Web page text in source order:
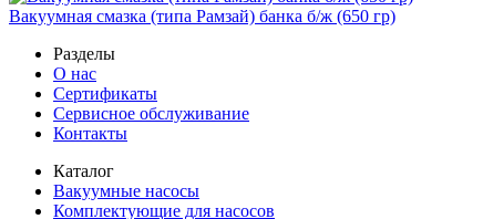
Вакуумная смазка (типа Рамзай) банка б/ж (650 гр)
Разделы
О нас
Сертификаты
Сервисное обслуживание
Контакты
Каталог
Вакуумные насосы
Комплектующие для насосов